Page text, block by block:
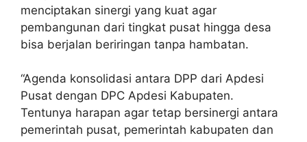
menciptakan sinergi yang kuat agar
pembangunan dari tingkat pusat hingga desa
bisa berjalan beriringan tanpa hambatan.
“Agenda konsolidasi antara DPP dari Apdesi
Pusat dengan DPC Apdesi Kabupaten.
Tentunya harapan agar tetap bersinergi antara
pemerintah pusat, pemerintah kabupaten dan